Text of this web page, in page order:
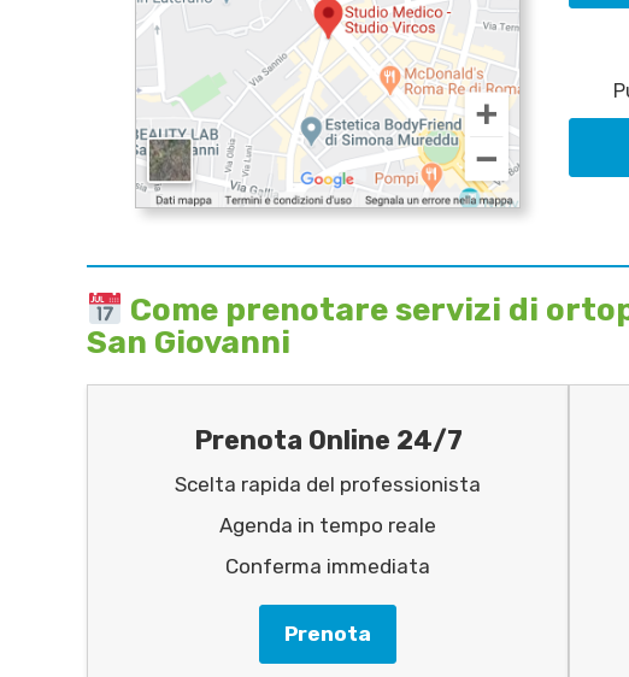
Come prenotare servizi di
San Giovanni
Prenota Online 24/7
Scelta rapida del professionista
Agenda in tempo reale
Conferma immediata
Prenota